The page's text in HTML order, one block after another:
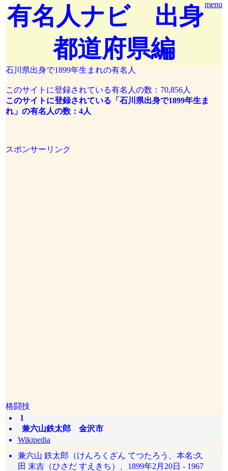
menu
有名人ナビ 出身
都道府県編
石川県出身で1899年生まれの有名人
このサイトに登録されている有名人の数：70,856人
このサイトに登録されている「石川県出身で1899年生ま
れ」の有名人の数：4人
スポンサーリンク
格闘技
1
兼六山鉄太郎 金沢市
Wikipedia
兼六山 鉄太郎（けんろくざん てつたろう、本名:久
田 末吉（ひさだ すえきち）、1899年2月20日 - 1967